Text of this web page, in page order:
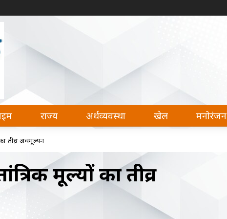
अर्थव्यवस्था, खेल और मनोरंजन की हर खबर पढ़ सकते हैं।
राज्य अर्थव्यवस्था खेल मनोरंजन
का तीव्र अवमूल्यन
मूल्यों का तीव्र